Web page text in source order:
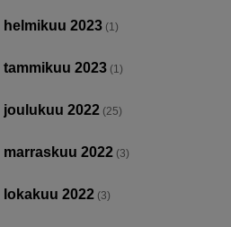
helmikuu 2023 (1)
tammikuu 2023 (1)
joulukuu 2022 (25)
marraskuu 2022 (3)
lokakuu 2022 (3)